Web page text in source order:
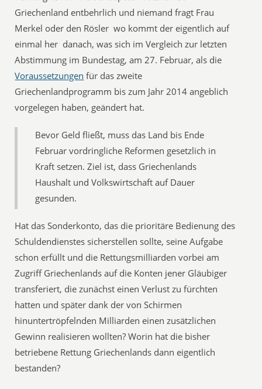
Griechenland entbehrlich und niemand fragt Frau
Merkel oder den Rösler  wo kommt der eigentlich auf
einmal her  danach, was sich im Vergleich zur letzten
Abstimmung im Bundestag, am 27. Februar, als die
Voraussetzungen  für das zweite
Griechenlandprogramm bis zum Jahr 2014 angeblich
vorgelegen haben, geändert hat.
Bevor Geld fließt, muss das Land bis Ende
Februar vordringliche Reformen gesetzlich in
Kraft setzen. Ziel ist, dass Griechenlands
Haushalt und Volkswirtschaft auf Dauer
gesunden.
Hat das Sonderkonto, das die prioritäre Bedienung des
Schuldendienstes sicherstellen sollte, seine Aufgabe
schon erfüllt und die Rettungsmilliarden vorbei am
Zugriff Griechenlands auf die Konten jener Gläubiger
transferiert, die zunächst einen Verlust zu fürchten
hatten und später dank der von Schirmen
hinuntertröpfelnden Milliarden einen zusätzlichen
Gewinn realisieren wollten? Worin hat die bisher
betriebene Rettung Griechenlands dann eigentlich
bestanden?